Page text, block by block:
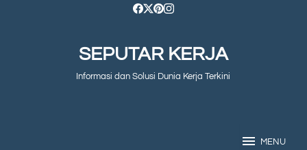
SEPUTAR KERJA
Informasi dan Solusi Dunia Kerja Terkini
MENU